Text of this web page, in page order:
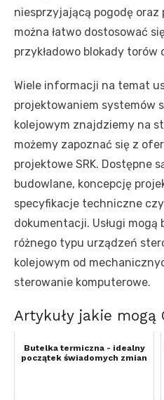
niesprzyjającą pogodę oraz
można łatwo dostosować
przykładowo blokady torów
Wiele informacji na temat
projektowaniem systemów
kolejowym znajdziemy na
możemy zapoznać się z
projektowe SRK. Dostępne
budowlane, koncepcję
specyfikacje techniczne
dokumentacji. Usługi
różnego typu urządzeń
kolejowym od
sterowanie komputerowe.
Artykuły jakie
Butelka termiczna - idealny
początek świadomych zmian